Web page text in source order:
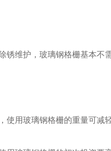
锈维护，玻璃钢格栅基本不
使用玻璃钢格栅的重量可减